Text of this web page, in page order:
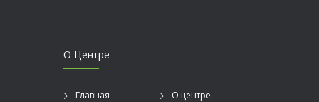
О Центре
Главная О центре